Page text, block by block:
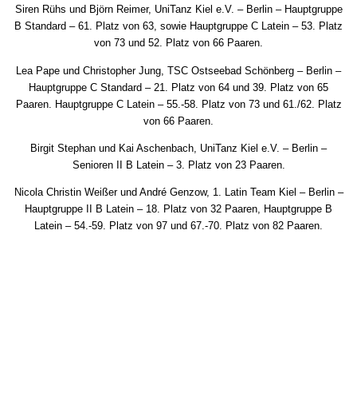
Siren Rühs und Björn Reimer, UniTanz Kiel e.V. – Berlin – Hauptgruppe
B Standard – 61. Platz von 63, sowie Hauptgruppe C Latein – 53. Platz
von 73 und 52. Platz von 66 Paaren.
Lea Pape und Christopher Jung, TSC Ostseebad Schönberg – Berlin –
Hauptgruppe C Standard – 21. Platz von 64 und 39. Platz von 65
Paaren. Hauptgruppe C Latein – 55.-58. Platz von 73 und 61./62. Platz
von 66 Paaren.
Birgit Stephan und Kai Aschenbach, UniTanz Kiel e.V. – Berlin –
Senioren II B Latein – 3. Platz von 23 Paaren.
Nicola Christin Weißer und André Genzow, 1. Latin Team Kiel – Berlin –
Hauptgruppe II B Latein – 18. Platz von 32 Paaren, Hauptgruppe B
Latein – 54.-59. Platz von 97 und 67.-70. Platz von 82 Paaren.